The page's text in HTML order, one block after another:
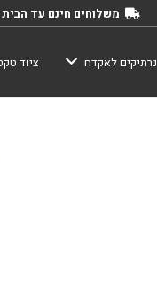
משלוחים חינם עד הבית
נרתיקים לאקדח ציוד